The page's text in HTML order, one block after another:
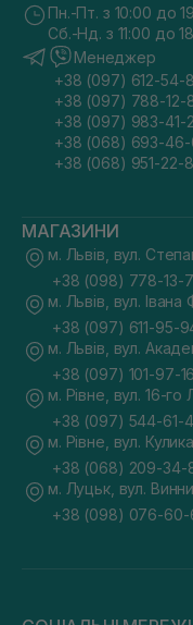
Пн.-Пт. з 10:00 до
Сб.-Нд. з 11:00 до
Менеджер
+38 (097) 612-54-
+38 (097) 788-12-
+38 (097) 983-41-
+38 (068) 693-46-
+38 (068) 951-22-
МАГАЗИНИ
м. Львів, вул.
+38 (098) 778-13-
м. Львів, вул.
+38 (097) 611-95-
м. Львів, вул.
+38 (097) 101-97-16
м. Рівне, вул. 16-го
+38 (097) 544-61-
м. Рівне, вул.
+38 (068) 209-34-
м. Луцьк, вул.
+38 (098) 076-60-